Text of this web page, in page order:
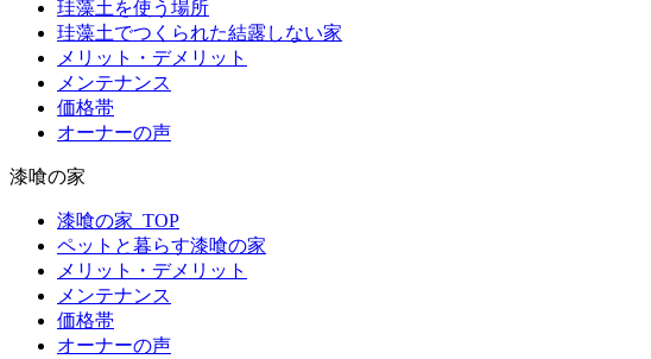
珪藻土を使う場所
珪藻土でつくられた結露しない家
メリット・デメリット
メンテナンス
価格帯
オーナーの声
漆喰の家
漆喰の家_TOP
ペットと暮らす漆喰の家
メリット・デメリット
メンテナンス
価格帯
オーナーの声